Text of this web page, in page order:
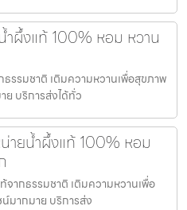
ำผึ้งแท้ 100% หอม หวาน
รรมชาติ เติมความหวานเพื่อสุขภาพ
ย บริการส่งได้ทั่ว
ายน้ำผึ้งแท้ 100% หอม
ากธรรมชาติ เติมความหวานเพื่อ
มากมาย บริการส่ง